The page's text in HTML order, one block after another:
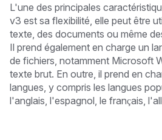
L'une des principales
v3 est sa flexibilité, elle peut être
texte, des documents ou même
Il prend également en charge un
de fichiers, notamment Microsoft
texte brut. En outre, il prend en
langues, y compris les langues
l'anglais, l'espagnol, le français,